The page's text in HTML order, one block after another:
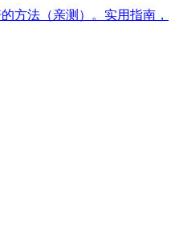
方法（亲测）。实用指南，